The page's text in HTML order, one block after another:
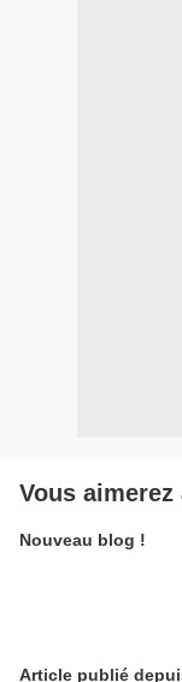
Vous aimerez
Nouveau blog !